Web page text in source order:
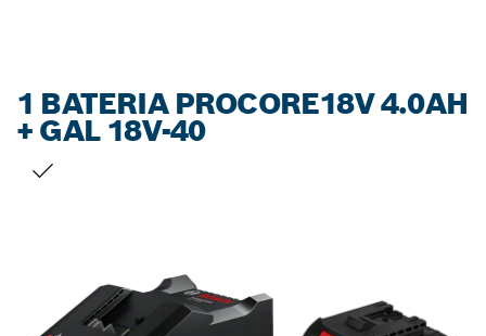
1 BATERIA PROCORE18V 4.0AH
+ GAL 18V-40